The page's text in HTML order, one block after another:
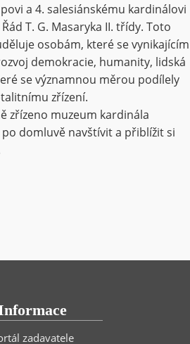
a 4. salesiánskému kardinálovi
T. G. Masaryka II. třídy. Toto
osobám, které se vynikajícím
demokracie, humanity, lidská
se významnou měrou podílely
zřízení.
zřízeno muzeum kardinála
domluvě navštívit a přiblížit si
zadavatele